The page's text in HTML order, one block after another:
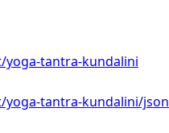
tantra-kundalini
tantra-kundalini/json